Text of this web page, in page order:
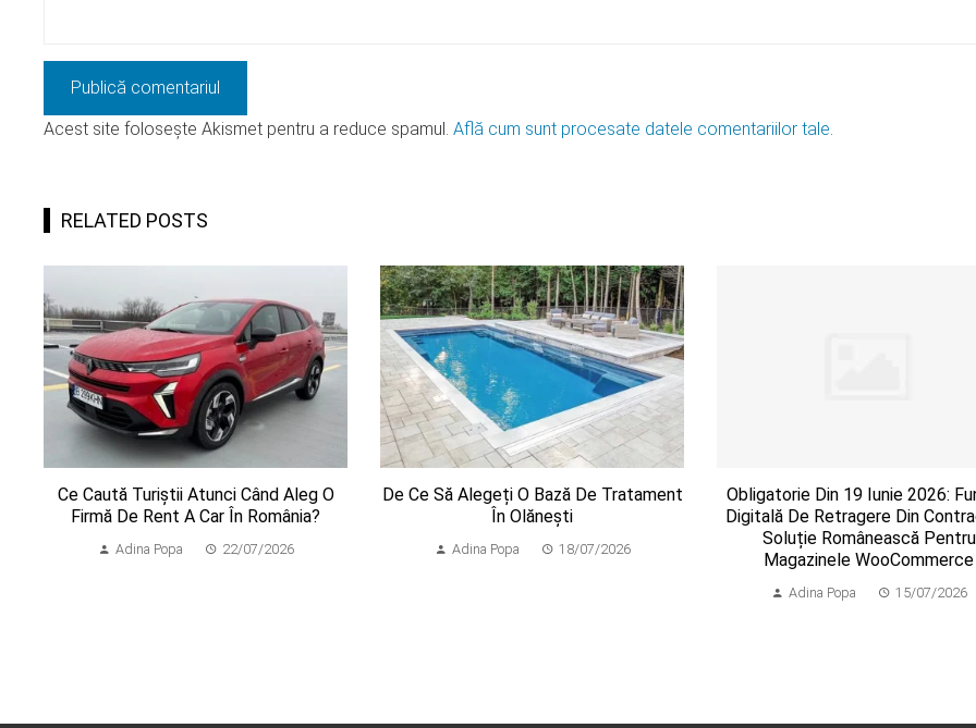
Acest site folosește Akismet pentru a reduce spamul. Află cum sunt procesate datele comentariilor tale.
RELATED POSTS
Ce Caută Turiștii Atunci Când Aleg O
Firmă De Rent A Car În România?
Adina Popa 22/07/2026
De Ce Să Alegeți O Bază De Tratament
În Olănești
Adina Popa 18/07/2026
Obligatorie Din 19 Iunie 2026:
Digitală De Retragere Din
Soluție Românească Pentru
Magazinele WooCommerce
Adina Popa 15/07/2026